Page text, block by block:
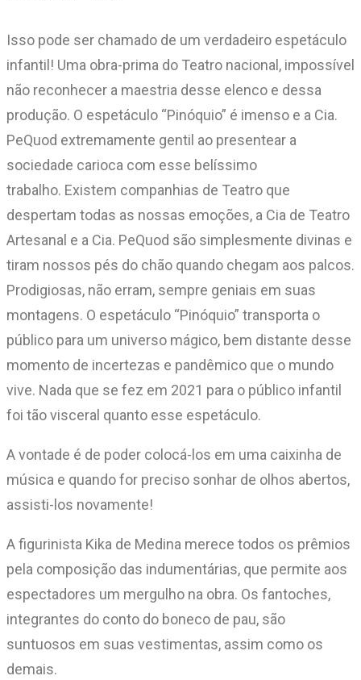
Isso pode ser chamado de um verdadeiro espetáculo
infantil! Uma obra-prima do Teatro nacional, impossível
não reconhecer a maestria desse elenco e dessa
produção. O espetáculo “Pinóquio” é imenso e a Cia.
PeQuod extremamente gentil ao presentear a
sociedade carioca com esse belíssimo
trabalho. Existem companhias de Teatro que
despertam todas as nossas emoções, a Cia de Teatro
Artesanal e a Cia. PeQuod são simplesmente divinas e
tiram nossos pés do chão quando chegam aos palcos.
Prodigiosas, não erram, sempre geniais em suas
montagens. O espetáculo “Pinóquio” transporta o
público para um universo mágico, bem distante desse
momento de incertezas e pandêmico que o mundo
vive. Nada que se fez em 2021 para o público infantil
foi tão visceral quanto esse espetáculo.
A vontade é de poder colocá-los em uma caixinha de
música e quando for preciso sonhar de olhos abertos,
assisti-los novamente!
A figurinista Kika de Medina merece todos os prêmios
pela composição das indumentárias, que permite aos
espectadores um mergulho na obra. Os fantoches,
integrantes do conto do boneco de pau, são
suntuosos em suas vestimentas, assim como os
demais.